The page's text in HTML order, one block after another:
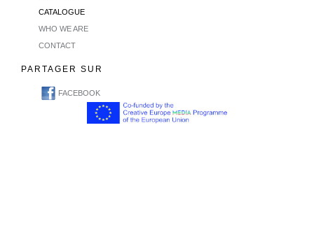
CATALOGUE
WHO WE ARE
CONTACT
PARTAGER SUR
FACEBOOK